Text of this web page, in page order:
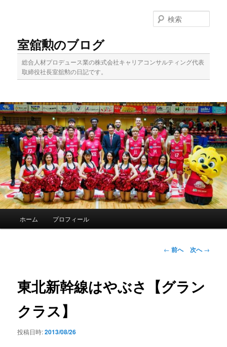
移
動
室舘勲のブログ
総合人材プロデュース業の株式会社キャリアコンサルティング代表
取締役社長室舘勲の日記です。
索
ホーム プロフィール
投
ビ
ゲ
← 前へ 次へ→
東北新幹線はやぶさ【グラン
クラス】
投稿日時:2013/08/26